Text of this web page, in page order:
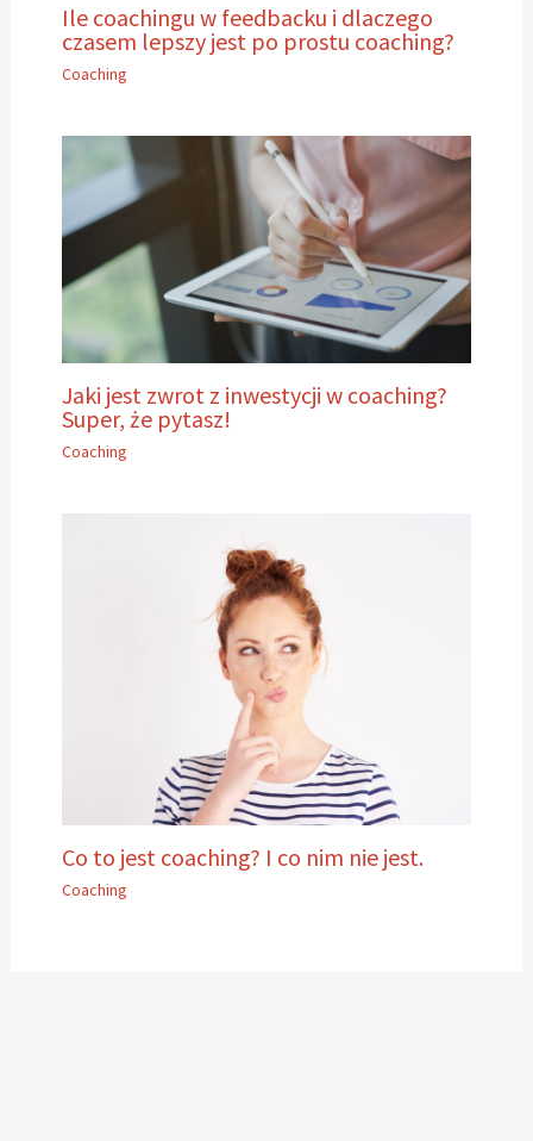
Ile coachingu w feedbacku i dlaczego
czasem lepszy jest po prostu coaching?
Coaching
Jaki jest zwrot z inwestycji w coaching?
Super, że pytasz!
Coaching
Co to jest coaching? I co nim nie jest.
Coaching